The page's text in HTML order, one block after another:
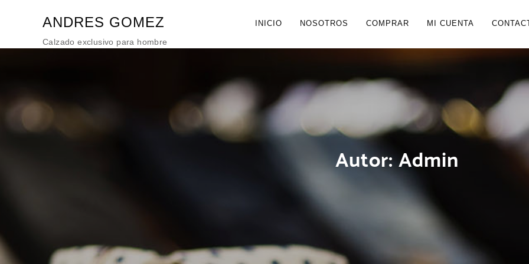
ANDRES GOMEZ
Calzado exclusivo para hombre
INICIO NOSOTROS COMPRAR MI CUENTA
Autor:Admin